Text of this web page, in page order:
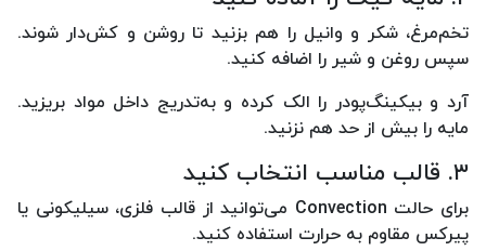
تخم‌مرغ، شکر و وانیل را هم بزنید تا روشن و کش‌دار شوند.
سپس روغن و شیر را اضافه کنید.
آرد و بیکینگ‌پودر را الک کرده و به‌تدریج داخل مواد بریزید.
مایه را بیش از حد هم نزنید.
۳. قالب مناسب انتخاب کنید
برای حالت Convection می‌توانید از قالب فلزی، سیلیکونی یا
پیرکس مقاوم به حرارت استفاده کنید.